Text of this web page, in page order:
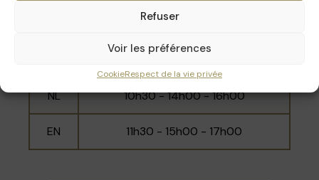
Refuser
Voir les préférences
CookieRespect de la vie privée
Horaires
10h00 - 11h00 - 12h00 - 14h30 -
NL 10h30 - 14h00 - 16h00
EN 11h30 - 15h00 - 17h00